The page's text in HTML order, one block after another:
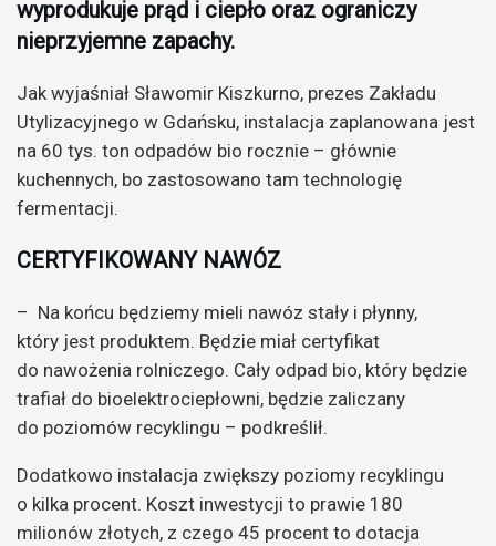
wyprodukuje prąd i ciepło oraz ograniczy
nieprzyjemne zapachy.
Jak wyjaśniał Sławomir Kiszkurno, prezes Zakładu
Utylizacyjnego w Gdańsku, instalacja zaplanowana jest
na 60 tys. ton odpadów bio rocznie – głównie
kuchennych, bo zastosowano tam technologię
fermentacji.
CERTYFIKOWANY NAWÓZ
– Na końcu będziemy mieli nawóz stały i płynny,
który jest produktem. Będzie miał certyfikat
do nawożenia rolniczego. Cały odpad bio, który będzie
trafiał do bioelektrociepłowni, będzie zaliczany
do poziomów recyklingu – podkreślił.
Dodatkowo instalacja zwiększy poziomy recyklingu
o kilka procent. Koszt inwestycji to prawie 180
milionów złotych, z czego 45 procent to dotacja